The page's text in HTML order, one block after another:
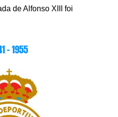
de Alfonso XIII foi
– 1955